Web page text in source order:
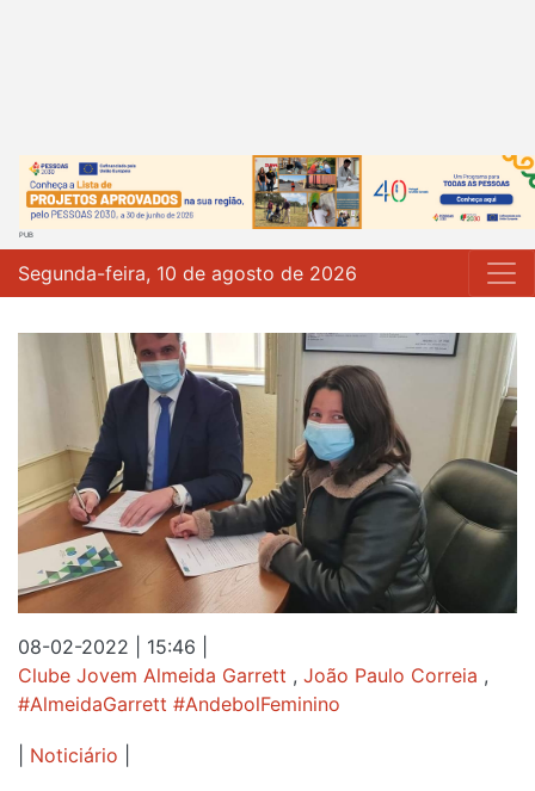
Segunda-feira, 10 de agosto de 2026
08-02-2022 | 15:46
Clube Jovem Almeida Garrett , João Paulo Correia ,
#AlmeidaGarrett #AndebolFeminino
Noticiário